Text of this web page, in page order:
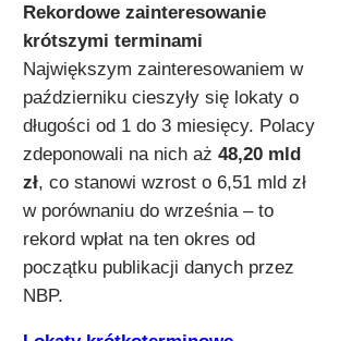
Rekordowe zainteresowanie
krótszymi terminami
Największym zainteresowaniem w
październiku cieszyły się lokaty o
długości od 1 do 3 miesięcy. Polacy
zdeponowali na nich aż 48,20 mld
zł, co stanowi wzrost o 6,51 mld zł
w porównaniu do września – to
rekord wpłat na ten okres od
początku publikacji danych przez
NBP.